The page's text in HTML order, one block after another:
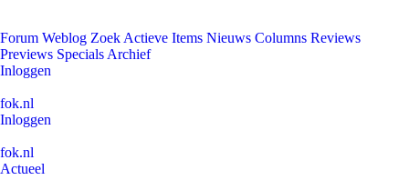
Forum Weblog Zoek Actieve Items Nieuws Columns Reviews
Previews Specials Archief
Inloggen
fok.nl
Inloggen
fok.nl
Actueel